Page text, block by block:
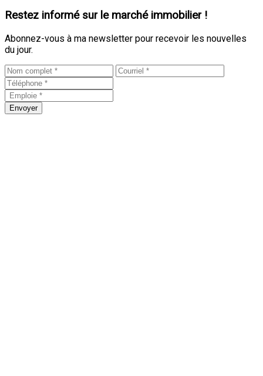
Restez informé sur le marché immobilier !
Abonnez-vous à ma newsletter pour recevoir les nouvelles
du jour.
Envoyer